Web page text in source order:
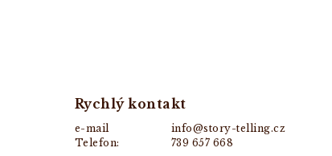
Rychlý kontakt
e-mail
info@story-telling.cz
Telefon:
739 657 668